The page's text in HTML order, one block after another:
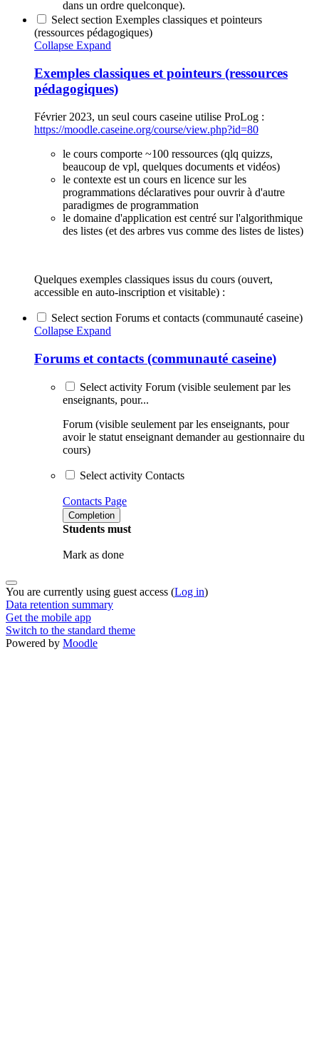
dans un ordre quelconque).
Select section Exemples classiques et pointeurs
(ressources pédagogiques)
Collapse Expand
Exemples classiques et pointeurs (ressources
pédagogiques)
Février 2023, un seul cours caseine utilise ProLog :
https://moodle.caseine.org/course/view.php?id=80
le cours comporte ~100 ressources (qlq quizzs,
beaucoup de vpl, quelques documents et vidéos)
le contexte est un cours en licence sur les
programmations déclaratives pour ouvrir à d'autre
paradigmes de programmation
le domaine d'application est centré sur l'algorithmique
des listes (et des arbres vus comme des listes de listes)
Quelques exemples classiques issus du cours (ouvert,
accessible en auto-inscription et visitable) :
Select section Forums et contacts (communauté caseine)
Collapse Expand
Forums et contacts (communauté caseine)
Select activity Forum (visible seulement par les
enseignants, pour...
Forum (visible seulement par les enseignants, pour
avoir le statut enseignant demander au gestionnaire du
cours)
Select activity Contacts
Contacts Page
Completion
Students must
Mark as done
You are currently using guest access (Log in)
Data retention summary
Get the mobile app
Switch to the standard theme
Powered by Moodle